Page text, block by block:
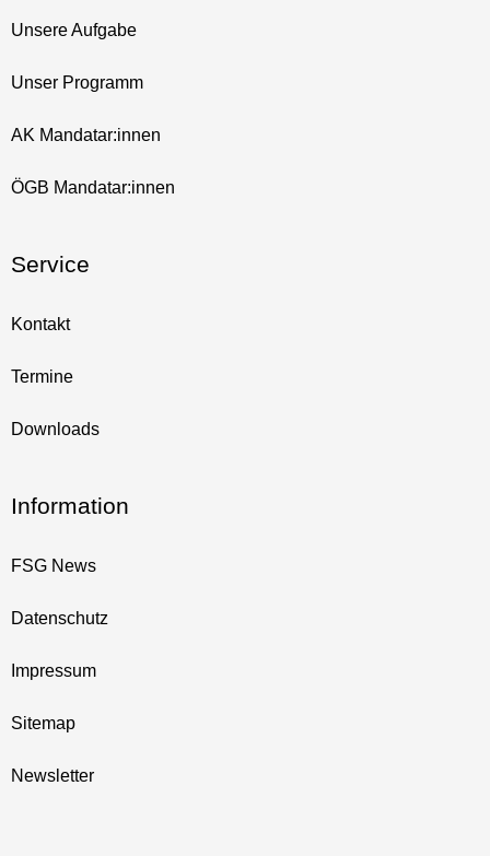
Unsere Aufgabe
Unser Programm
AK Mandatar:innen
ÖGB Mandatar:innen
Service
Kontakt
Termine
Downloads
Information
FSG News
Datenschutz
Impressum
Sitemap
Newsletter